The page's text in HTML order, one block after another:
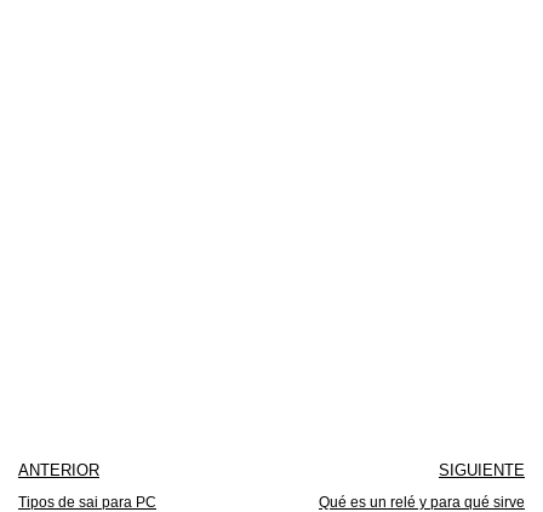
ANTERIOR
Tipos de sai para PC
SIGUIENTE
Qué es un relé y para qué sirve